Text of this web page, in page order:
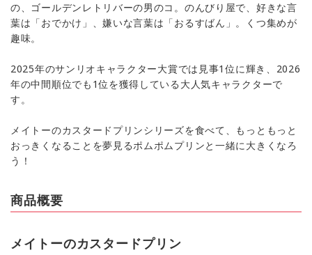
の、ゴールデンレトリバーの男のコ。のんびり屋で、好きな言
葉は「おでかけ」、嫌いな言葉は「おるすばん」。くつ集めが
趣味。
2025年のサンリオキャラクター大賞では見事1位に輝き、2026
年の中間順位でも1位を獲得している大人気キャラクターで
す。
メイトーのカスタードプリンシリーズを食べて、もっともっと
おっきくなることを夢見るポムポムプリンと一緒に大きくなろ
う！
商品概要
メイトーのカスタードプリン